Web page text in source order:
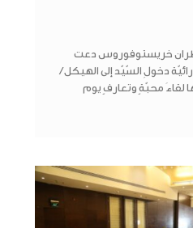
خريستوفوروس دعت
دخولِ السّيّد إلى الهيكل /
لقاءَ محبّةٍ وتعارفٍ يوم